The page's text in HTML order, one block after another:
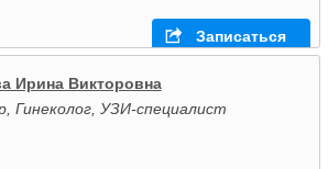
Записаться
Ирина Викторовна
Гинеколог, УЗИ-специалист